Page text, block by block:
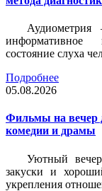
информативное
состояние слуха
Подробнее
05.08.2026
Фильмы на вечер
комедии и драмы
Уютный
закуски и
укрепления